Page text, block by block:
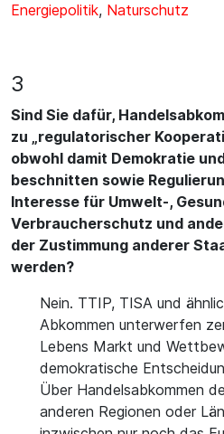
Energiepolitik, Naturschutz
3
Sind Sie dafür,
zu „regulatorischer
obwohl damit Demokratie
beschnitten sowie
Interesse für Umwelt-,
Verbraucherschutz und
der Zustimmung anderer
werden?
Nein. TTIP, TISA und
Abkommen unterwerfen
Lebens Markt und
demokratische
Über Handelsabkommen
anderen Regionen oder